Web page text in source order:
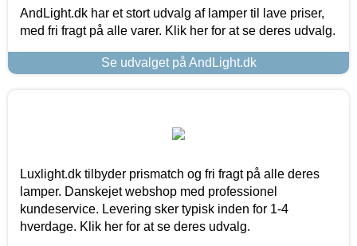
AndLight.dk har et stort udvalg af lamper til lave priser,
med fri fragt på alle varer. Klik her for at se deres udvalg.
Se udvalget på AndLight.dk
Luxlight.dk tilbyder prismatch og fri fragt på alle deres
lamper. Danskejet webshop med professionel
kundeservice. Levering sker typisk inden for 1-4
hverdage. Klik her for at se deres udvalg.